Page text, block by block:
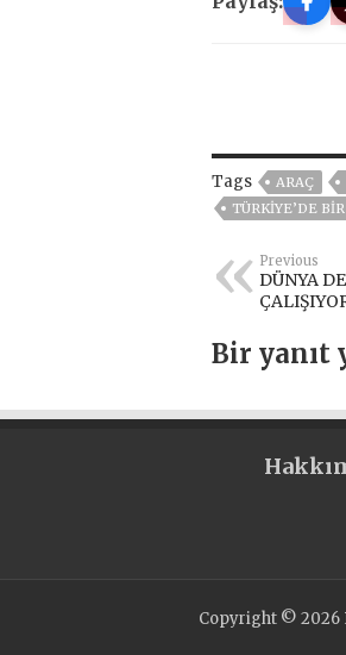
Tags ARAÇ
TÜRKİYE’DE
Previous
DÜNYA
Bir yanıt
Copyright © 2026